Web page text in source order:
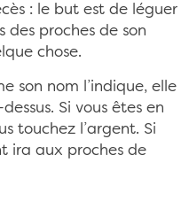
: le but est de léguer
des proches de son
chose.
son nom l’indique, elle
Si vous êtes en
touchez l’argent. Si
ira aux proches de